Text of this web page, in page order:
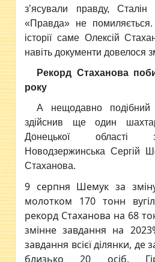
з’ясували правду,
«Правда» не
історії саме Олексій
навіть документи довелося
Рекорд Стаханова
року
А нещодавно подібний
здійснив ще один
Донецької області
Новодзержинська Сергій
Стаханова.
9 серпня Шемук за
молотком 170 тонн
рекорд Стаханова на 68
змінне завдання на
завдання всієї ділянки,
близько 20 осіб.